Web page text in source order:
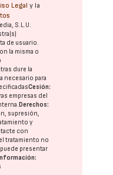
Legal y la
S.L.U.
de usuario.
la misma o
dure la
necesario para
Cesión:
empresas del
Derechos:
supresión,
y
con
tratamiento no
presentar